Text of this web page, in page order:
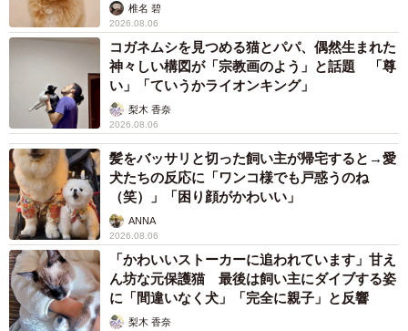
2/4
拡大した図（提供：ぐぐぐさん）
「自分でも『あれ？ほんとに同じ色だっけ？』と思うくら
い不思議でした。理論的に理解していても、それでもまた
錯覚に引っかかる感覚があって、ずっと見ていても飽きな
いおもしろい仕上がりになったと思います」
椎名 碧
2026.08.06
コガネムシを見つめる猫とパパ、偶然生まれた
神々しい構図が「宗教画のよう」と話題 「尊
い」「ていうかライオンキング」
梨木 香奈
2026.08.06
髪をバッサリと切った飼い主が帰宅すると→愛
犬たちの反応に「ワンコ様でも戸惑うのね
（笑）」「困り顔がかわいい」
ANNA
2026.08.06
「かわいいストーカーに追われています」甘え
ん坊な元保護猫 最後は飼い主にダイブする姿
に「間違いなく犬」「完全に親子」と反響
梨木 香奈